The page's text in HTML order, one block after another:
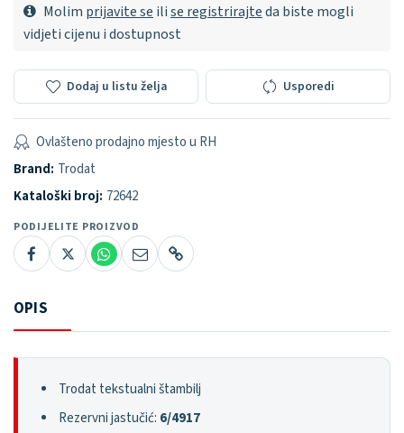
Molim prijavite se ilise registrirajteda biste mogli
vidjeti cijenu i dostupnost
Dodaj u listu želja Usporedi
Ovlašteno prodajno mjesto u RH
Brand: Trodat
Kataloški broj: 72642
PODIJELITE PROIZVOD
OPIS
Trodat tekstualni štambilj
Rezervni jastučić: 6/4917